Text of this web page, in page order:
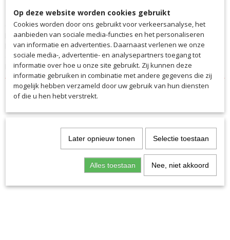
3081
EAN code
3081
Productcode leverancier
3081
Omschrijving
Onze Saller sporttas heeft een hoofdvak met een grote opening voor
het gemakkelijk in- en uitladen van de tas, de trekkoordsluiting maakt
het mogelijk om de sporttas als rugzak of over de schouder te
dragen. Met deze schoenentas heb je altijd de belangrijkste spullen
bij je.
Ook interessant
Op deze website worden cookies gebruikt
Cookies worden door ons gebruikt voor verkeersanalyse, het
aanbieden van sociale media-functies en het personaliseren
van informatie en advertenties. Daarnaast verlenen we onze
sociale media-, advertentie- en analysepartners toegang tot
informatie over hoe u onze site gebruikt. Zij kunnen deze
informatie gebruiken in combinatie met andere gegevens die zij
mogelijk hebben verzameld door uw gebruik van hun diensten
of die u hen hebt verstrekt.
Later opnieuw tonen Selectie toestaan
Alles toestaan Nee, niet akkoord